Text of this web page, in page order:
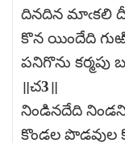
దినదిన మాఁకలి
కొన యిందేది
పనిగొను కర్మపు
॥చ3॥
నిండినదేది
కొండల పొడవుల